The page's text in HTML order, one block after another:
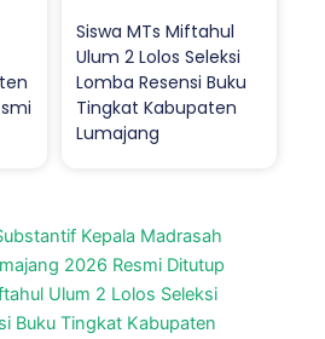
Siswa MTs Miftahul
Ulum 2 Lolos Seleksi
Lomba Resensi Buku
Tingkat Kabupaten
Lumajang
Kepala Madrasah
2026 Resmi Ditutup
Ulum 2 Lolos Seleksi
Buku Tingkat Kabupaten